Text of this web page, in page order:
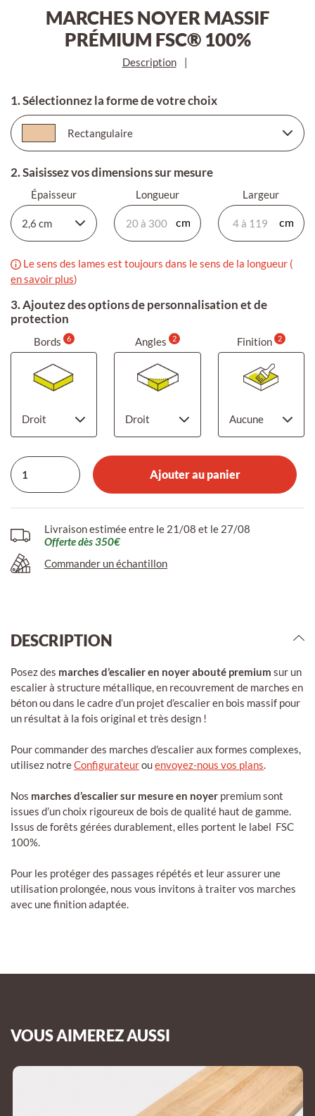
MARCHES NOYER MASSIF
PRÉMIUM FSC® 100%
Description
1. Sélectionnez la forme de votre choix
2. Saisissez vos dimensions sur mesure
Épaisseur Longueur Largeur
Le sens des lames est toujours dans le sens de la longueur (
en savoir plus)
3. Ajoutez des options de personnalisation et de
protection
Bords 6 Angles 2 Finition 2
Ajouter au panier
Livraison estimée entre le 21/08 et le 27/08
Offerte dès 350€
Commander un échantillon
DESCRIPTION
Posez des marches d’escalier en noyer abouté premium sur un
escalier à structure métallique, en recouvrement de marches en
béton ou dans le cadre d’un projet d’escalier en bois massif pour
un résultat à la fois original et très design !
Pour commander des marches d'escalier aux formes complexes,
utilisez notreConfigurateurouenvoyez-nous vos plans
Nos marches d’escalier sur mesure en noyer premium sont
issues d’un choix rigoureux de bois de qualité haut de gamme.
Issus de forêts gérées durablement, elles portent le label FSC
100%.
Pour les protéger des passages répétés et leur assurer une
utilisation prolongée, nous vous invitons à traiter vos marches
avec une finition adaptée.
VOUS AIMEREZ AUSSI